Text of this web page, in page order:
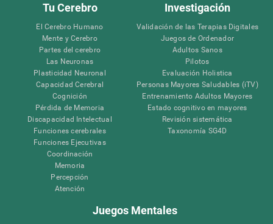
Tu Cerebro
El Cerebro Humano
Mente y Cerebro
Partes del cerebro
Las Neuronas
Plasticidad Neuronal
Capacidad Cerebral
Cognición
Pérdida de Memoria
Discapacidad Intelectual
Funciones cerebrales
Funciones Ejecutivas
Coordinación
Memoria
Percepción
Atención
Investigación
Validación de las Terapias Digitales
Juegos de Ordenador
Adultos Sanos
Pilotos
Evaluación Holistica
Personas Mayores Saludables (iTV)
Entrenamiento Adultos Mayores
Estado cognitivo en mayores
Revisión sistemática
Taxonomía SG4D
Juegos Mentales